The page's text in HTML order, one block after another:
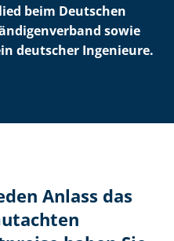
beim Deutschen
sowie
deutscher Ingenieure.
Anlass das